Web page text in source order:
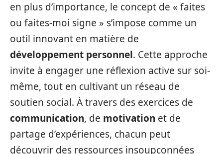
en plus d’importance, le concept de « faites
ou faites-moi signe » s’impose comme un
outil innovant en matière de
développement personnel. Cette approche
invite à engager une réflexion active sur soi-
même, tout en cultivant un réseau de
soutien social. À travers des exercices de
communication, de motivation et de
partage d’expériences, chacun peut
découvrir des ressources insoupçonnées